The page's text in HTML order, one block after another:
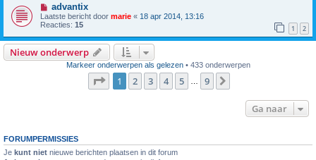
advantix
Laatste bericht door marie « 18 apr 2014, 13:16
Reacties: 15 1 2
Nieuw onderwerp
Markeer onderwerpen als gelezen• 433 onderwerpen
Pagina van 9
1 2 3 4 5 … 9
Ga naar
FORUMPERMISSIES
Je kunt niet nieuwe berichten plaatsen in dit forum